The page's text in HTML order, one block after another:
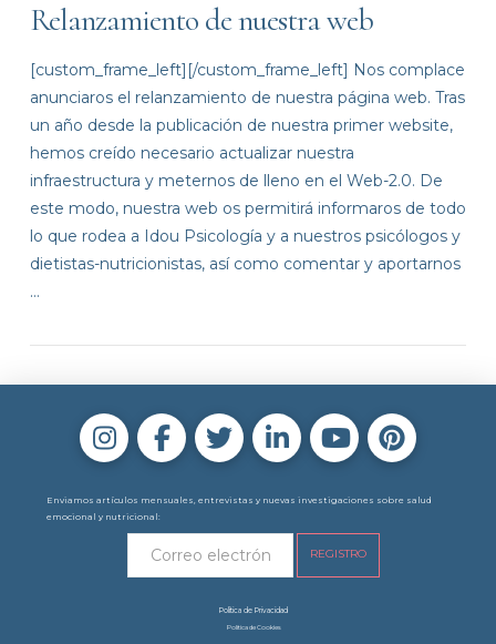
Relanzamiento de nuestra web
[custom_frame_left][/custom_frame_left] Nos complace
anunciaros el relanzamiento de nuestra página web. Tras
un año desde la publicación de nuestra primer website,
hemos creído necesario actualizar nuestra
infraestructura y meternos de lleno en el Web-2.0. De
este modo, nuestra web os permitirá informaros de todo
lo que rodea a Idou Psicología y a nuestros psicólogos y
dietistas-nutricionistas, así como comentar y aportarnos
…
Enviamos artículos mensuales, entrevistas y nuevas investigaciones sobre salud
emocional y nutricional:
Política de Privacidad
Política de Cookies